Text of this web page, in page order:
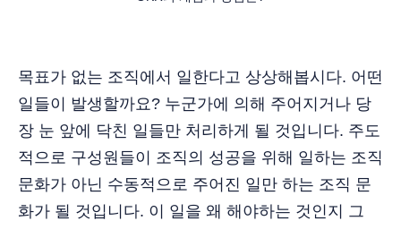
목표가 없는 조직에서 일한다고 상상해봅시다. 어떤
일들이 발생할까요? 누군가에 의해 주어지거나 당
장 눈 앞에 닥친 일들만 처리하게 될 것입니다. 주도
적으로 구성원들이 조직의 성공을 위해 일하는 조직
문화가 아닌 수동적으로 주어진 일만 하는 조직 문
화가 될 것입니다. 이 일을 왜 해야하는 것인지 그